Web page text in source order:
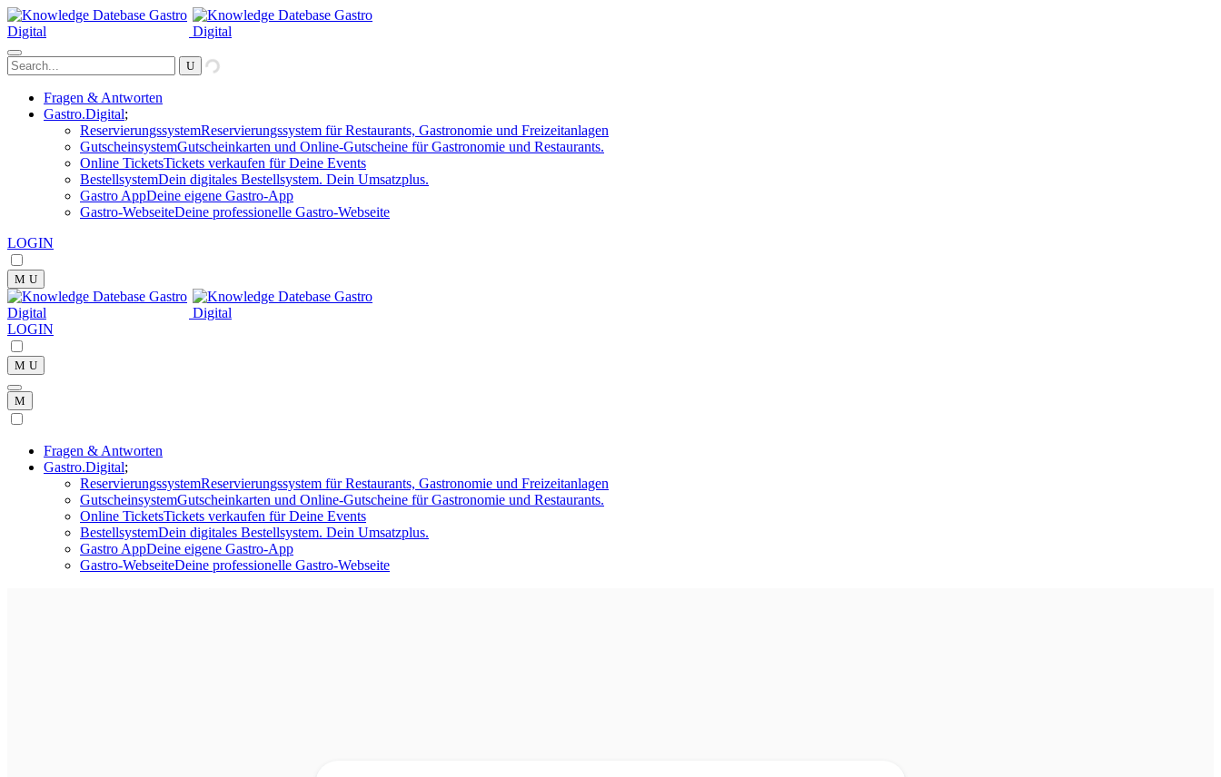
Fragen & Antworten
Gastro.Digital
ReservierungssystemReservierungssystem für Restaurants, Gastronomie und Freizeitanlagen
GutscheinsystemGutscheinkarten und Online-Gutscheine für Gastronomie und Restaurants.
Online TicketsTickets verkaufen für Deine Events
BestellsystemDein digitales Bestellsystem. Dein Umsatzplus.
Gastro AppDeine eigene Gastro-App
Gastro-WebseiteDeine professionelle Gastro-Webseite
LOGIN
LOGIN
Fragen & Antworten
Gastro.Digital
ReservierungssystemReservierungssystem für Restaurants, Gastronomie und Freizeitanlagen
GutscheinsystemGutscheinkarten und Online-Gutscheine für Gastronomie und Restaurants.
Online TicketsTickets verkaufen für Deine Events
BestellsystemDein digitales Bestellsystem. Dein Umsatzplus.
Gastro AppDeine eigene Gastro-App
Gastro-WebseiteDeine professionelle Gastro-Webseite